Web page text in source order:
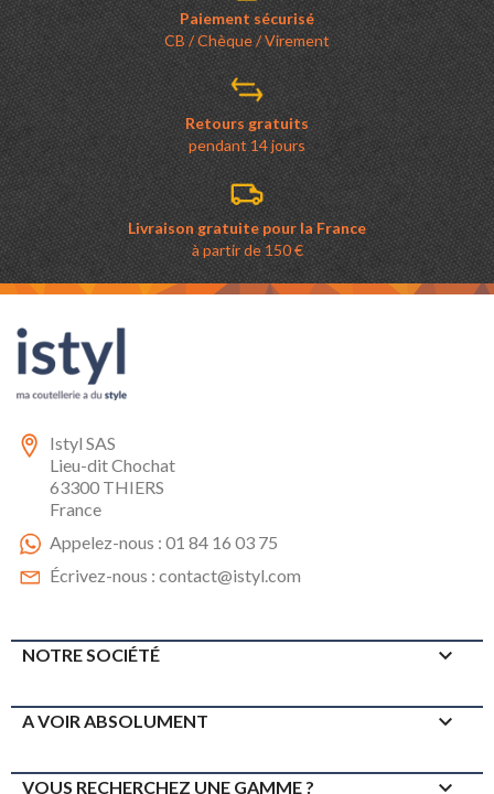
Paiement sécurisé
CB / Chèque / Virement
Retours gratuits
pendant 14 jours
Livraison gratuite pour la France
à partir de 150 €
Istyl SAS
Lieu-dit Chochat
63300 THIERS
France
Appelez-nous : 01 84 16 03 75
Écrivez-nous : contact@istyl.com
NOTRE SOCIÉTÉ 
A VOIR ABSOLUMENT 
VOUS RECHERCHEZ UNE GAMME ? 